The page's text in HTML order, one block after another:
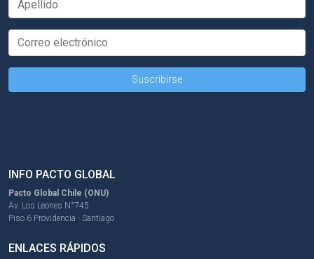
INFO PACTO GLOBAL
Pacto Global Chile (ONU)
Av. Los Leones N°745
Piso 6 Providencia - Santiago
ENLACES RÁPIDOS